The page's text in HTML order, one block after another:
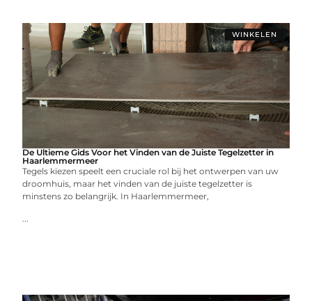
WINKELEN
De Ultieme Gids Voor het Vinden van de Juiste Tegelzetter in
Haarlemmermeer
Tegels kiezen speelt een cruciale rol bij het ontwerpen van uw
droomhuis, maar het vinden van de juiste tegelzetter is
minstens zo belangrijk. In Haarlemmermeer,
...